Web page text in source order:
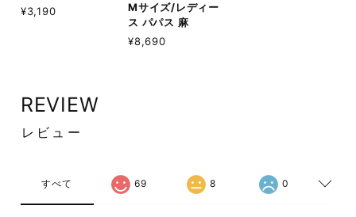
¥3,190
Mサイズ/レディー
ス パパス 麻
¥8,690
REVIEW
レビュー
すべて 69 8 0